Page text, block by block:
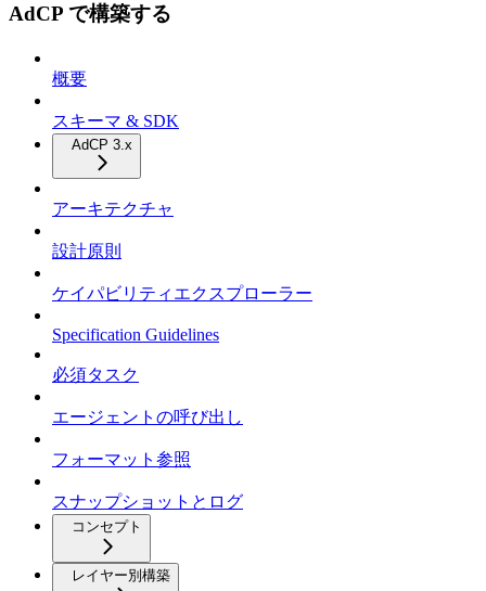
AdCP で構築する
概要
スキーマ & SDK
AdCP 3.x
アーキテクチャ
設計原則
ケイパビリティエクスプローラー
Specification Guidelines
必須タスク
エージェントの呼び出し
フォーマット参照
スナップショットとログ
コンセプト
レイヤー別構築